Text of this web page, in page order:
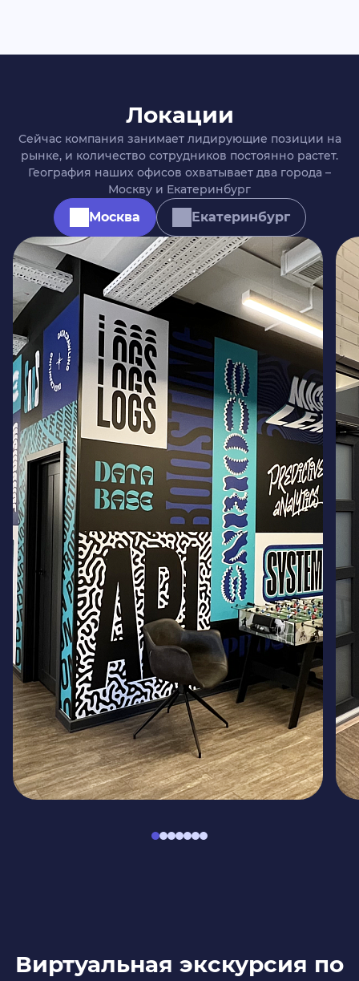
Локации
Сейчас компания занимает лидирующие позиции на
рынке, и количество сотрудников постоянно растет.
География наших офисов охватывает два города –
Москву и Екатеринбург
Москва Екатеринбург
Виртуальная экскурсия по